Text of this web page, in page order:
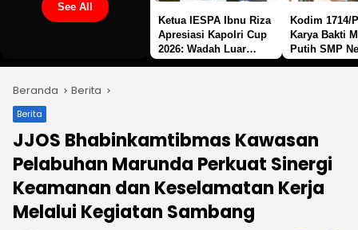
See All
Ketua IESPA Ibnu Riza
Apresiasi Kapolri Cup
2026: Wadah Luar
Kodim 1714/
Karya Bakti
Putih SMP
Beranda Berita
Berita
JJOS Bhabinkamtibmas Kawasan
Pelabuhan Marunda Perkuat Sinergi
Keamanan dan Keselamatan Kerja
Melalui Kegiatan Sambang